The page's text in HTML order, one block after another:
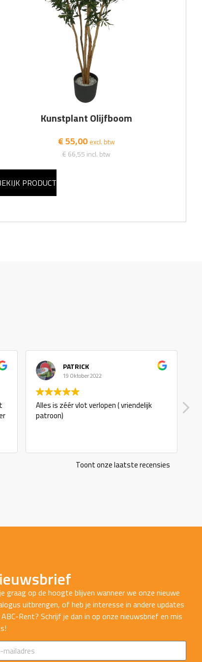
Kunstplant Olijfboom
€ 55,00 excl. btw
€ 66,55 incl. btw
PRODUCT
PATRICK
19 Oktober 2022
Alles is zéér vlot verlopen ( vriendelijk
patroon)
Toont onze laatste recensies
graag op de hoogte blijven wanneer we onze nieuwe
uitbrengen, of heb je interesse in andere updates
Rent? Schrijf je dan in op onze nieuwsbrief en mis